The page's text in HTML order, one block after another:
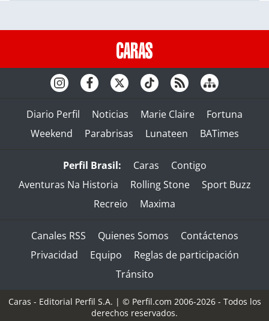
Diario Perfil Noticias Marie Claire
Fortuna
Weekend
Parabrisas Lunateen BATimes
Perfil Brasil: Caras
Contigo
Aventuras Na Historia
Rolling Stone
Sport Buzz
Recreio
Maxima
Canales RSS Quienes Somos
Contáctenos
Privacidad
Equipo
Reglas de participación
Tránsito
Caras - Editorial Perfil S.A. | © Perfil.com 2006-2026 - Todos los
derechos reservados.